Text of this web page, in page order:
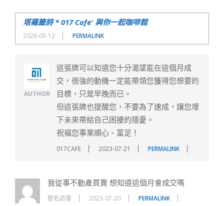
塔羅籤詩 * 017 Cafe' 與你一起咖啡館
2026-05-12 PERMALINK
AUTHOR
這張牌可以知道您十分渴望能在這個月成
交，很強的動機一定能帶領您獲得您想要的
目標，只是早晚而已。
但這張牌也提醒您，不要為了速成，讓您埋
下未來帶給自己困擾的隱憂。
祝福您事業順心、富足！
017CAFE 2023-07-21 PERMALINK
我從事不動產買賣 想知道這個月會成交嗎
匿名訪客 2023-07-20 PERMALINK